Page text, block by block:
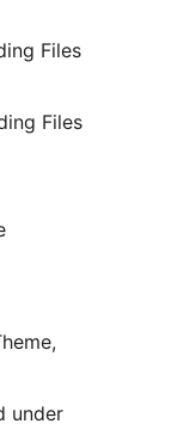
Files
Files
under